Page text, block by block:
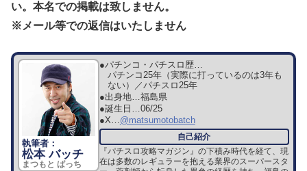
い。本名での掲載は致しません。
※メール等での返信はいたしません
松本 バッチ
まつもと ばっち
●パチンコ・パチスロ歴…
パチンコ25年（実際に打っているのは3年も
ない）／パチスロ25年
●出身地…福島県
●誕生日…06/25
●X…@matsumotobatch
『パチスロ攻略マガジン』の下積み時代を経て、現
在は多数のレギュラーを抱える業界のスーパースタ